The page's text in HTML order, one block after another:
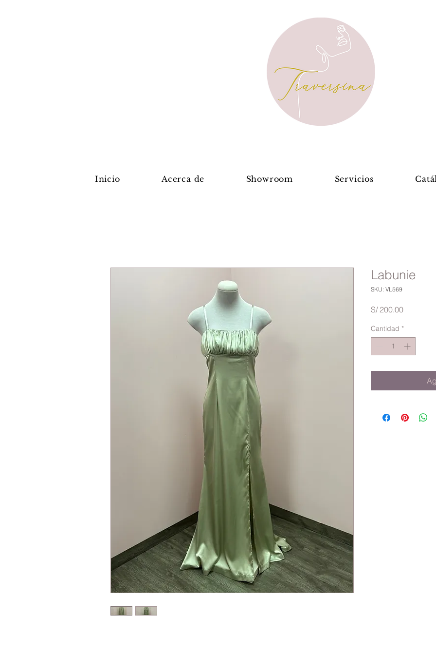
Inicio Acerca de Showroom Servicios
Labunie
SKU: VL569
S/ 200.00Precio
Cantidad *